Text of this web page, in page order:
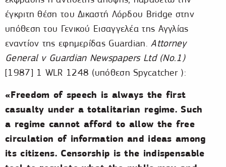
έγκριτη θέση του Δικαστή Λόρδου Bridge στην
υπόθεση του Γενικού Εισαγγελέα της Αγγλίας
εναντίον της εφημερίδας Guardian. Attorney
General v Guardian Newspapers Ltd (No.1)
[1987] 1 WLR 1248 (υπόθεση Spycatcher ):
«Freedom of speech is always the first
casualty under a totalitarian regime. Such
a regime cannot afford to allow the free
circulation of information and ideas among
its citizens. Censorship is the indispensable